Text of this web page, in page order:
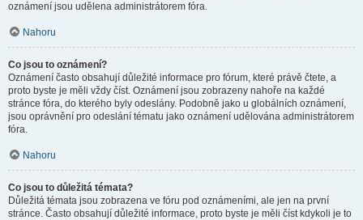
oznámení jsou udělena administrátorem fóra.
Nahoru
Co jsou to oznámení?
Oznámení často obsahují důležité informace pro fórum, které právě čtete, a
proto byste je měli vždy číst. Oznámení jsou zobrazeny nahoře na každé
stránce fóra, do kterého byly odeslány. Podobně jako u globálních oznámení,
jsou oprávnění pro odeslání tématu jako oznámení udělována administrátorem
fóra.
Nahoru
Co jsou to důležitá témata?
Důležitá témata jsou zobrazena ve fóru pod oznámeními, ale jen na první
stránce. Často obsahují důležité informace, proto byste je měli číst kdykoli je to